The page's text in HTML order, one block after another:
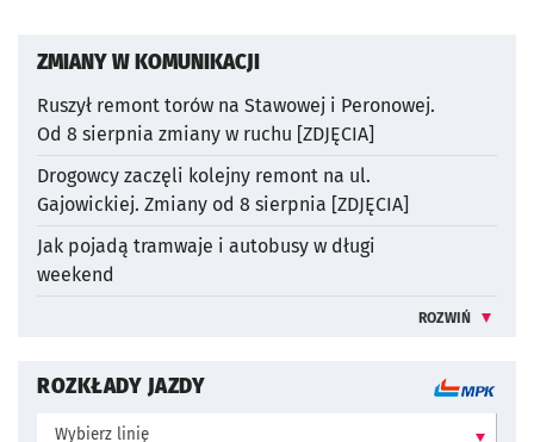
ZMIANY W KOMUNIKACJI
Ruszył remont torów na Stawowej i Peronowej.
Od 8 sierpnia zmiany w ruchu [ZDJĘCIA]
otworzy się w nowej karcie
Drogowcy zaczęli kolejny remont na ul.
Gajowickiej. Zmiany od 8 sierpnia [ZDJĘCIA]
otworzy się w nowej karcie
Jak pojadą tramwaje i autobusy w długi
weekend
otworzy się w nowej karcie
ROZWIŃ
ROZKŁADY JAZDY
Wybierz linię: